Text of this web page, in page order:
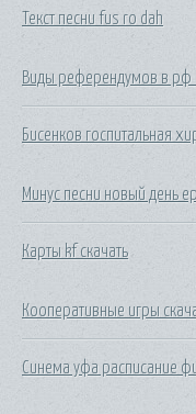
Текст песни fus ro dah
Виды референдумов в рф
Бисенков госпитальная
Минус песни новый день
Карты kf скачать
Кооперативные игры
Синема уфа расписание